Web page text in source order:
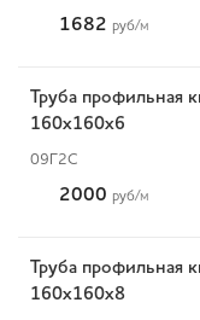
1682 руб/м
Труба профильная
160х160х6
09Г2С
2000 руб/м
Труба профильная
160х160х8